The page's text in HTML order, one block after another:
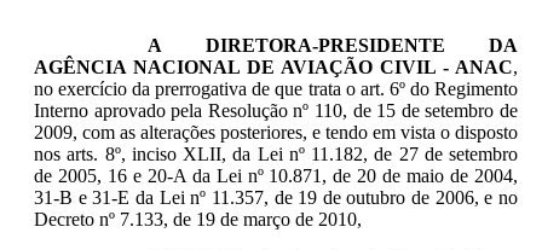
A
DIRETORA-PRESIDENTE DA
AGÊNCIA NACIONAL DE AVIAÇÃO CIVIL - ANAC,
no exercício da prerrogativa de que trata o art. 6º do Regimento
Interno aprovado pela Resolução nº 110, de 15 de setembro de
2009, com as alterações posteriores, e tendo em vista o disposto
nos arts. 8º, inciso XLII, da Lei nº 11.182, de 27 de setembro
de 2005, 16 e 20-A da Lei nº 10.871, de 20 de maio de 2004,
31-B e 31-E da Lei nº 11.357, de 19 de outubro de 2006, e no
Decreto nº 7.133, de 19 de março de 2010,